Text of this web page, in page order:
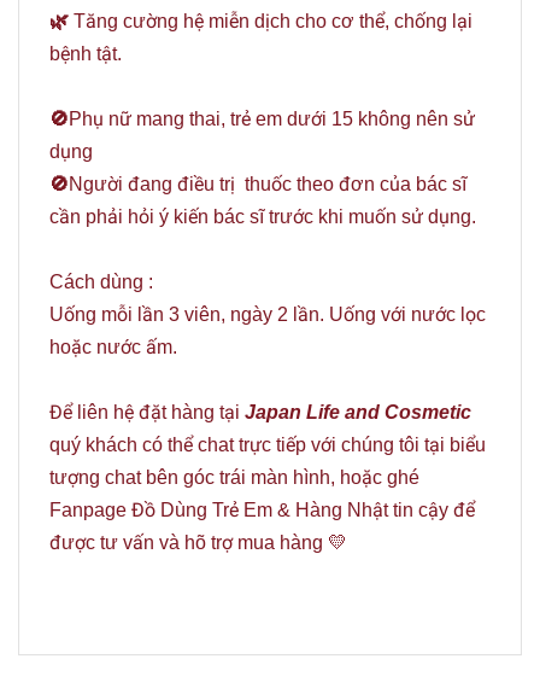
🌿 Tăng cường hệ miễn dịch cho cơ thể, chống lại
bệnh tật.
🚫Phụ nữ mang thai, trẻ em dưới 15 không nên sử
dụng
🚫Người đang điều trị thuốc theo đơn của bác sĩ
cần phải hỏi ý kiến bác sĩ trước khi muốn sử dụng.
Cách dùng :
Uống mỗi lần 3 viên, ngày 2 lần. Uống với nước lọc
hoặc nước ấm.
Để liên hệ đặt hàng tại Japan Life and Cosmetic
quý khách có thể chat trực tiếp với chúng tôi tại biểu
tượng chat bên góc trái màn hình, hoặc ghé
Fanpage Đồ Dùng Trẻ Em & Hàng Nhật tin cậy để
được tư vấn và hõ trợ mua hàng 💛